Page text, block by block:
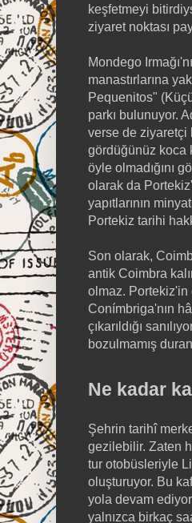
keşfetmeyi
ziyaret noktası
Mondego
manastırlarına
Pequenitos"
parkı bulunuyor.
verse de ziyaretçi
gördüğünüz koca
öyle olmadığını
olarak da
yapıtlarının
Portekiz tarihi
Son olarak,
antik Coimbra
olmaz.
Conímbriga'nın
çıkarıldığı
bozulmamış
Ne kadar
Şehrin tarihî
gezilebilir. Zaten
tur otobüsleriyle
oluşturuyor. Bu
yola devam
yalnızca birkaç